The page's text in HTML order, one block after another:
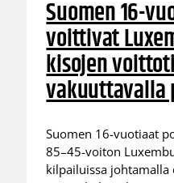
Suomen 16-
voittivat
kisojen
vakuuttavalla
Suomen 16-vuotiaat
85–45-voiton
kilpailuissa